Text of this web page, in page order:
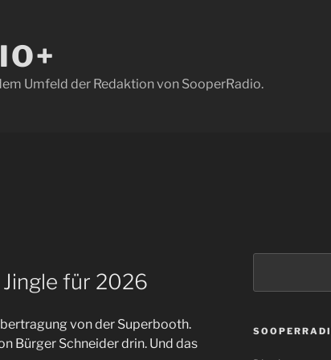
Umfeld der Redaktion von SooperRadio.
für 2026
von der Superbooth.
Bürger Schneider drin. Und das